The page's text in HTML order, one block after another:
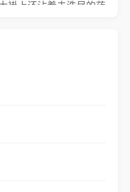
褂上还沾着未洗尽的药
冷的墓碑，指尖没有一